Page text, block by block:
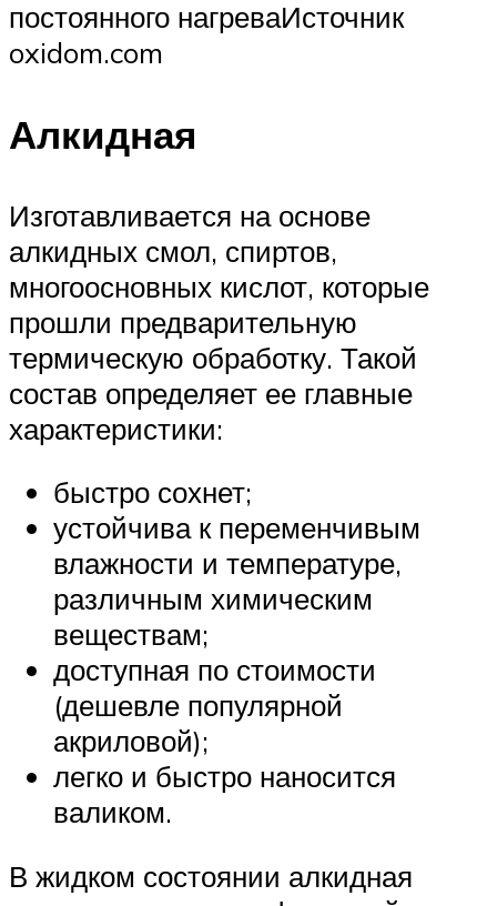
постоянного нагреваИсточник
oxidom.com
Алкидная
Изготавливается на основе
алкидных смол, спиртов,
многоосновных кислот, которые
прошли предварительную
термическую обработку. Такой
состав определяет ее главные
характеристики:
быстро сохнет;
устойчива к переменчивым
влажности и температуре,
различным химическим
веществам;
доступная по стоимости
(дешевле популярной
акриловой);
легко и быстро наносится
валиком.
В жидком состоянии алкидная